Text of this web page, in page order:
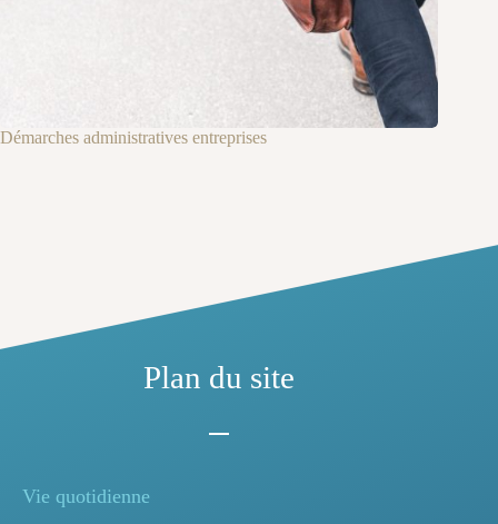
Démarches administratives entreprises
Plan du site
Vie quotidienne